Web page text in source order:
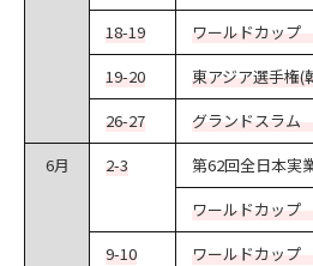
18-19
ワールドカップ
19-20
東アジア選手権(
26-27
グランドスラム
6月
2-3
第62回全日本実
ワールドカップ
9-10
ワールドカップ